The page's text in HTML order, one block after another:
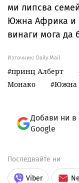
ми липсва
Южна Африка и
винаги мога да
Източник: Daily Mail
принц Алберт
Монако
Южна
Добави ни в
Google
Последвайте ни
Viber